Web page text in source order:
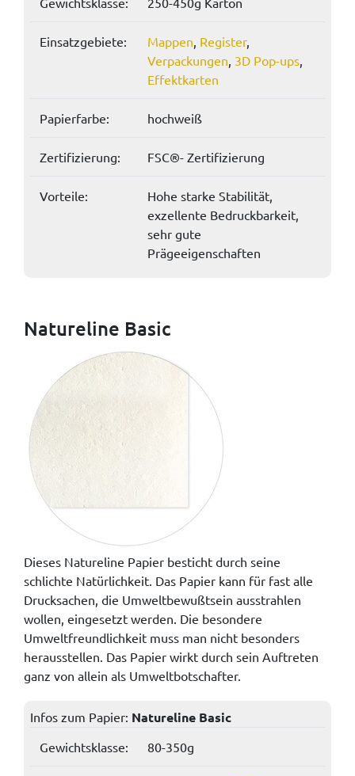
Einsatzgebiete: Mappen Register,
Verpackungen 3D Pop-ups
Effektkarten
Papierfarbe: hochweiß
Zertifizierung: FSC®- Zertifizierung
Vorteile:
Hohe starke Stabilität,
exzellente Bedruckbarkeit,
sehr gute
Prägeeigenschaften
Natureline Basic
Dieses Natureline Papier besticht durch seine
schlichte Natürlichkeit. Das Papier kann für fast alle
Drucksachen, die Umweltbewußtsein ausstrahlen
wollen, eingesetzt werden. Die besondere
Umweltfreundlichkeit muss man nicht besonders
herausstellen. Das Papier wirkt durch sein Auftreten
ganz von allein als Umweltbotschafter.
Infos zum Papier: Natureline Basic
Gewichtsklasse: 80-350g